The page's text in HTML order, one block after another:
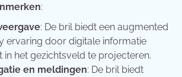
:
: De bril biedt een augmented
ervaring door digitale informatie
in het gezichtsveld te projecteren.
en meldingen: De bril biedt